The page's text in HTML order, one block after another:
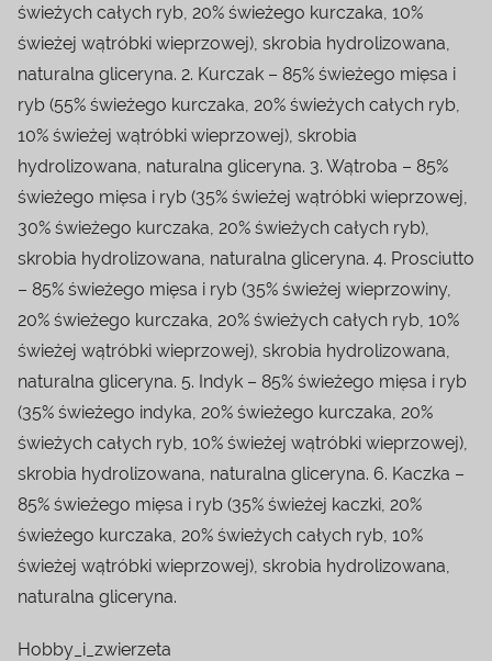
świeżych całych ryb, 20% świeżego kurczaka, 10%
świeżej wątróbki wieprzowej), skrobia hydrolizowana,
naturalna gliceryna. 2. Kurczak – 85% świeżego mięsa i
ryb (55% świeżego kurczaka, 20% świeżych całych ryb,
10% świeżej wątróbki wieprzowej), skrobia
hydrolizowana, naturalna gliceryna. 3. Wątroba – 85%
świeżego mięsa i ryb (35% świeżej wątróbki wieprzowej,
30% świeżego kurczaka, 20% świeżych całych ryb),
skrobia hydrolizowana, naturalna gliceryna. 4. Prosciutto
– 85% świeżego mięsa i ryb (35% świeżej wieprzowiny,
20% świeżego kurczaka, 20% świeżych całych ryb, 10%
świeżej wątróbki wieprzowej), skrobia hydrolizowana,
naturalna gliceryna. 5. Indyk – 85% świeżego mięsa i ryb
(35% świeżego indyka, 20% świeżego kurczaka, 20%
świeżych całych ryb, 10% świeżej wątróbki wieprzowej),
skrobia hydrolizowana, naturalna gliceryna. 6. Kaczka –
85% świeżego mięsa i ryb (35% świeżej kaczki, 20%
świeżego kurczaka, 20% świeżych całych ryb, 10%
świeżej wątróbki wieprzowej), skrobia hydrolizowana,
naturalna gliceryna.
Hobby_i_zwierzeta